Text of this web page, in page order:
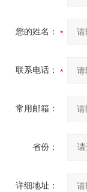
您的姓名：
联系电话：
常用邮箱：
省份：
详细地址：